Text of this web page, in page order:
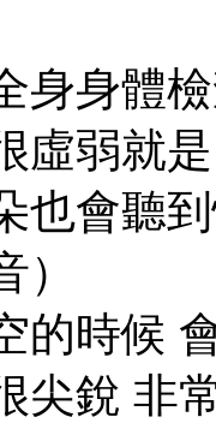
身身體
虛弱就
也會聽
的時候
尖銳 非